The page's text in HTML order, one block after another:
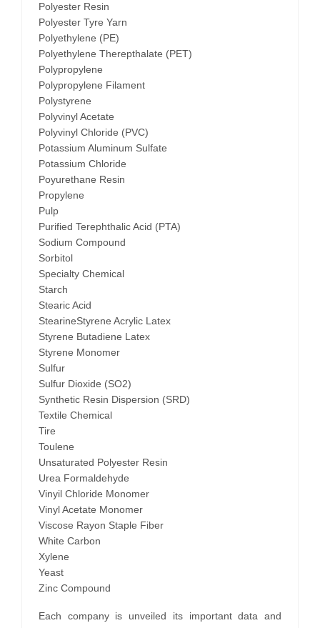
Polyester Resin
Polyester Tyre Yarn
Polyethylene (PE)
Polyethylene Therepthalate (PET)
Polypropylene
Polypropylene Filament
Polystyrene
Polyvinyl Acetate
Polyvinyl Chloride (PVC)
Potassium Aluminum Sulfate
Potassium Chloride
Poyurethane Resin
Propylene
Pulp
Purified Terephthalic Acid (PTA)
Sodium Compound
Sorbitol
Specialty Chemical
Starch
Stearic Acid
StearineStyrene Acrylic Latex
Styrene Butadiene Latex
Styrene Monomer
Sulfur
Sulfur Dioxide (SO2)
Synthetic Resin Dispersion (SRD)
Textile Chemical
Tire
Toulene
Unsaturated Polyester Resin
Urea Formaldehyde
Vinyil Chloride Monomer
Vinyl Acetate Monomer
Viscose Rayon Staple Fiber
White Carbon
Xylene
Yeast
Zinc Compound
Each company is unveiled its important data and